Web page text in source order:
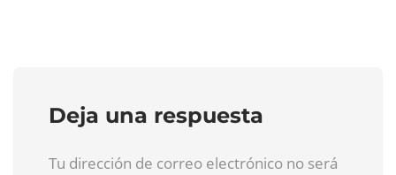
Deja una respuesta
Tu dirección de correo electrónico no será